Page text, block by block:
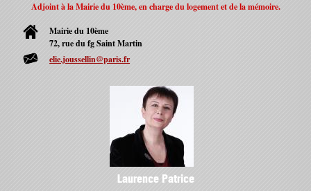
Adjoint à la Mairie du 10ème, en charge du logement et de la mémoire.
Mairie du 10ème
72, rue du fg Saint Martin
elie.joussellin@paris.fr
Laurence Patrice